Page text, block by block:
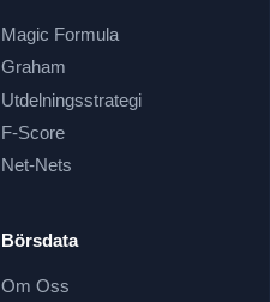
Magic Formula
Graham
Utdelningsstrategi
F-Score
Net-Nets
Börsdata
Om Oss